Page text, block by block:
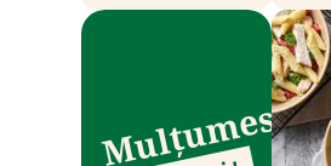
Mulțumesc,